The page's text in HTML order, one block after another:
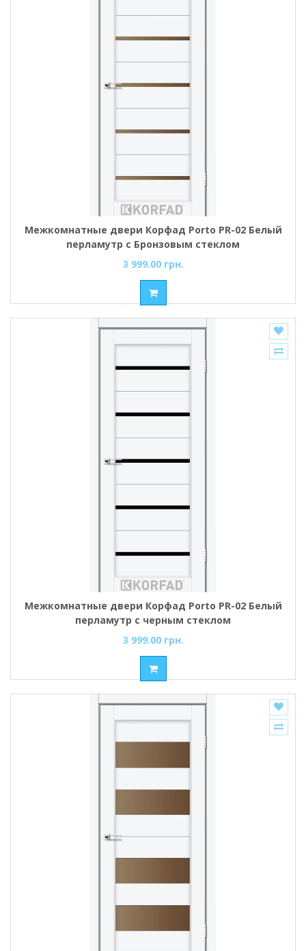
Межкомнатные двери Корфад Porto PR-02 Белый
перламутр с Бронзовым стеклом
3 999.00 грн.
Межкомнатные двери Корфад Porto PR-02 Белый
перламутр с черным стеклом
3 999.00 грн.